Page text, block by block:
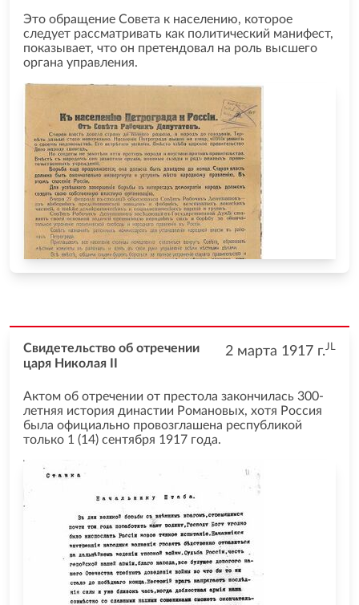
Это обращение Совета к населению, которое
следует рассматривать как политический манифест,
показывает, что он претендовал на роль высшего
органа управления.
2 марта 1917 г.JL
Свидетельство об отречении
царя Николая II
Актом об отречении от престола закончилась 300-
летняя история династии Романовых, хотя Россия
была официально провозглашена республикой
только 1 (14) сентября 1917 года.